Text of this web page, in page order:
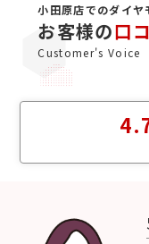
小田原店でのダイヤ
お客様の口
Customer's Voice